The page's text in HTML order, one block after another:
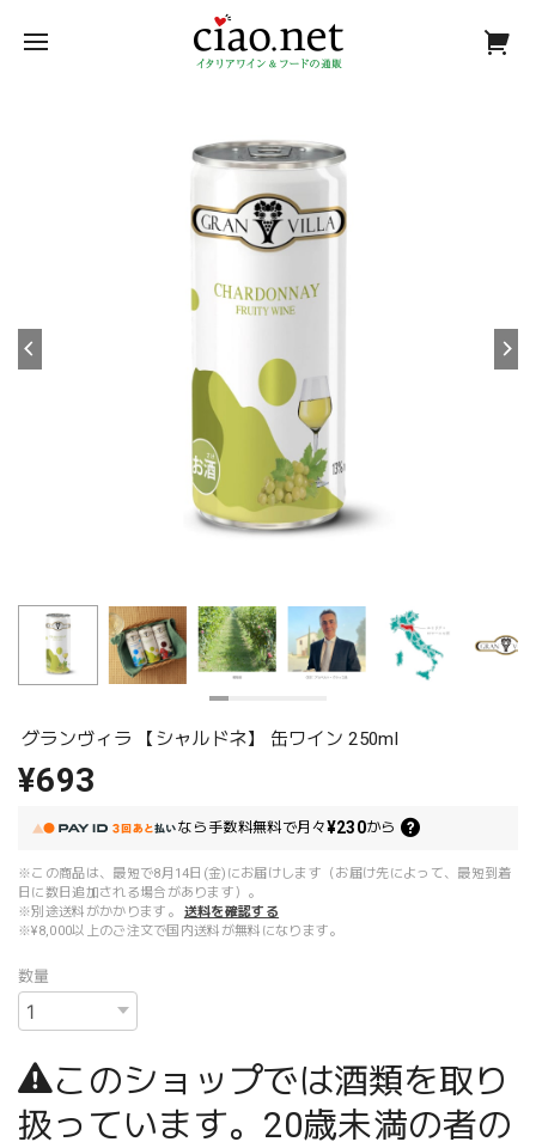
グランヴィラ 【シャルドネ】 缶ワイン 250ml
¥693
なら 手数料無料で月々¥230から
※この商品は、最短で8月14日(金)にお届けします（お届け先によって、最短到着
日に数日追加される場合があります）。
※別途送料がかかります。
送料を確認する
※¥8,000以上のご注文で国内送料が無料になります。
数量
このショップでは酒類を取り
扱っています。20歳未満の者の